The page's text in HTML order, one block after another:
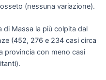
(nessuna variazione).
di Massa la più colpita dal
(452, 276 e 234 casi circa
provincia con meno casi